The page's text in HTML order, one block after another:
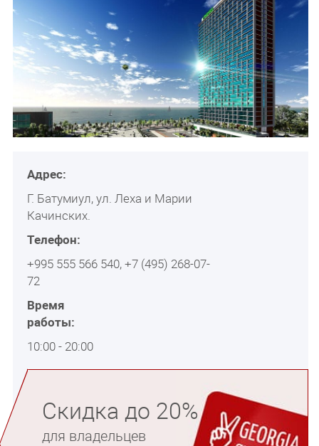
Адрес:
Г. Батумиул, ул. Леха и Марии
Качинских.
Телефон:
+995 555 566 540, +7 (495) 268-07-
72
Время
работы:
10:00 - 20:00
Скидка до 20%
для владельцев